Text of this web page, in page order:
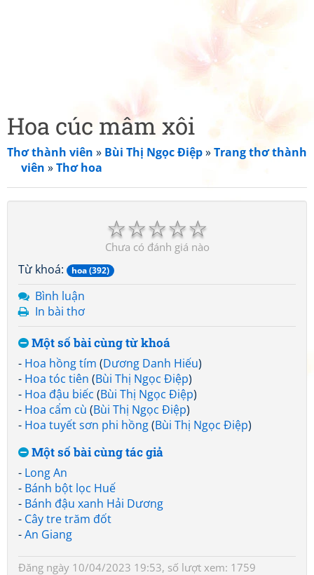
Hoa cúc mâm xôi
Thơ thành viên » Bùi Thị Ngọc Điệp»Trang thơ thành
viên »Thơ hoa
☆
☆
☆
☆
☆
Chưa có đánh giá nào
Từ khoá: hoa (392)
Bình luận
In bài thơ
Một số bài cùng từ khoá
- Hoa hồng tím (Dương Danh Hiếu)
- Hoa tóc tiên (Bùi Thị Ngọc Điệp)
- Hoa đậu biếc (Bùi Thị Ngọc Điệp)
- Hoa cẩm cù (Bùi Thị Ngọc Điệp)
- Hoa tuyết sơn phi hồng(Bùi Thị Ngọc Điệp)
Một số bài cùng tác giả
- Long An
- Bánh bột lọc Huế
- Bánh đậu xanh Hải Dương
- Cây tre trăm đốt
-An Giang
Đăng ngày 10/04/2023 19:53, số lượt xem: 1759